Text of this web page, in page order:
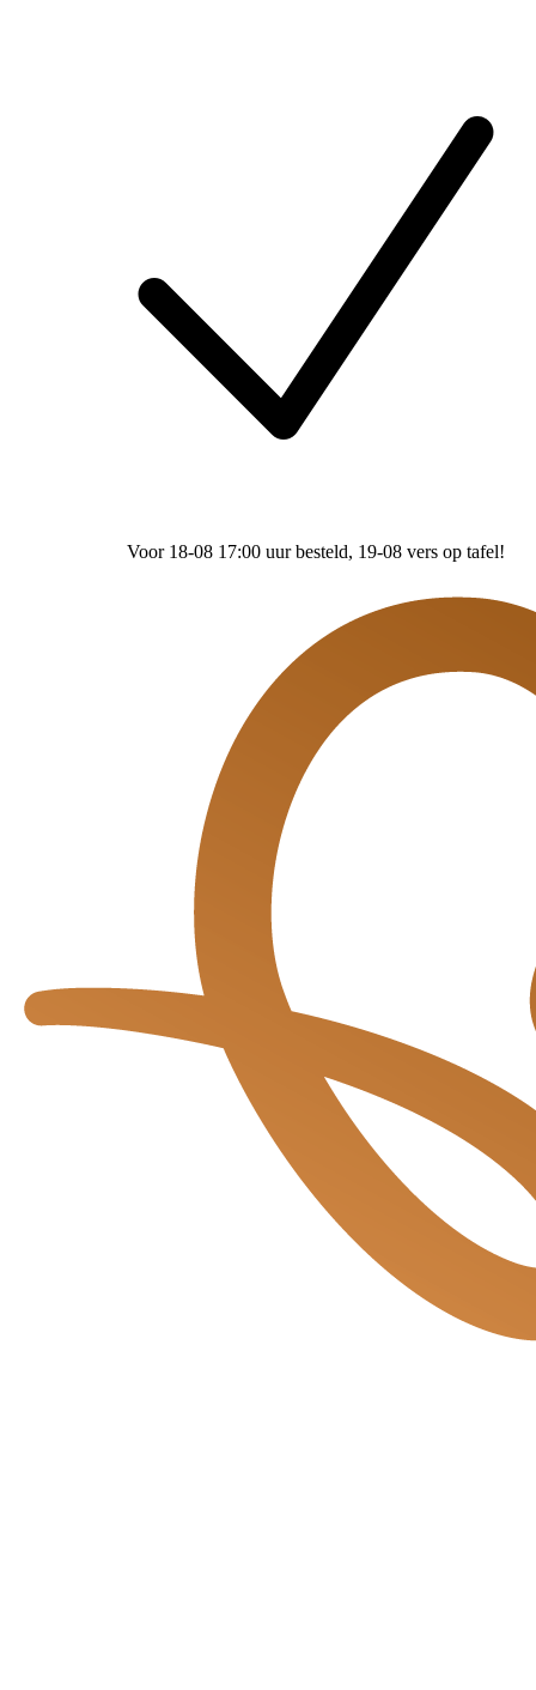
Voor 18-08 17:00 uur besteld, 19-08 vers op tafel!